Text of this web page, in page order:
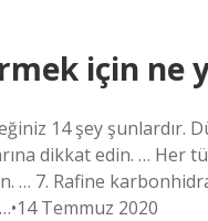
için ne
14 şey şunlardır.
dikkat edin. … Her
… 7. Rafine
Temmuz 2020